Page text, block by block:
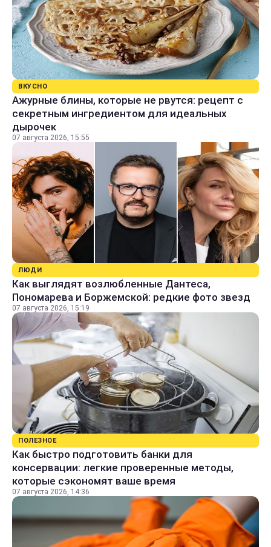
ВКУСНО
Ажурные блины, которые не рвутся: рецепт с
секретным ингредиентом для идеальных
дырочек
07 августа 2026, 15:55
ЛЮДИ
Как выглядят возлюбленные Дантеса,
Пономарева и Боржемской: редкие фото звезд
07 августа 2026, 15:19
ПОЛЕЗНОЕ
Как быстро подготовить банки для
консервации: легкие проверенные методы,
которые сэкономят ваше время
07 августа 2026, 14:36